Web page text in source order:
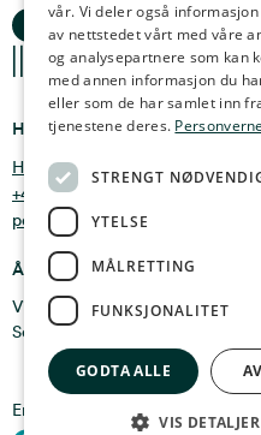
Ocean Stories
Hvor finner du oss
Holmen 4b, 9750 Honningsvåg,
+47 47 99 00 95
post@oceanstories.no
Åpningstider
Vintersesong 1. nov - 30. april: Man
Sommersesong 1. mai - 31. okt:
Privacy & Policy
Terms &
En del av Cermaq
vår. Vi deler også
av nettstedet vårt med våre
og analysepartnere som kan
med annen informasjon du
eller som de har samlet inn
tjenestene deres.
STRENGT
YTELSE
MÅLRETTING
FUNKSJONALITET
GODTA ALLE
VIS DETALJER